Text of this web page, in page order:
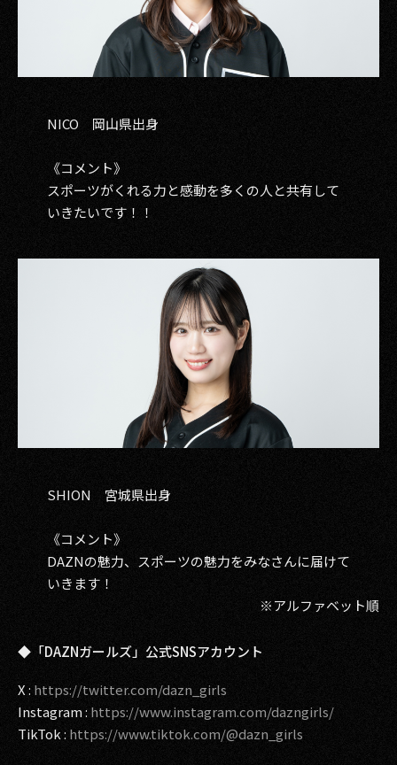
NICO 岡山県出身
《コメント》
スポーツがくれる力と感動を多くの人と共有して
いきたいです！！
SHION 宮城県出身
《コメント》
DAZNの魅力、スポーツの魅力をみなさんに届けて
いきます！
※アルファベット順
◆「DAZNガールズ」公式SNSアカウント
X : https://twitter.com/dazn_girls
Instagram : https://www.instagram.com/dazngirls/
TikTok : https://www.tiktok.com/@dazn_girls